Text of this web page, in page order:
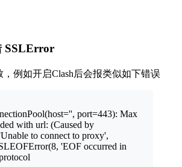
SSLError
例如开启Clash后会报类似如下错误
port=443): Max
with url: (Caused by
to connect to proxy',
'EOF occurred in